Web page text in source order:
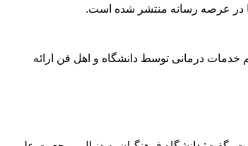
درمانی توسط دانشگاه و اهل فن ارائه